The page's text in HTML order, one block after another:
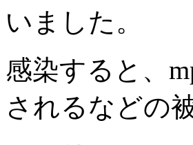
いました。
感染すると、
されるなどの